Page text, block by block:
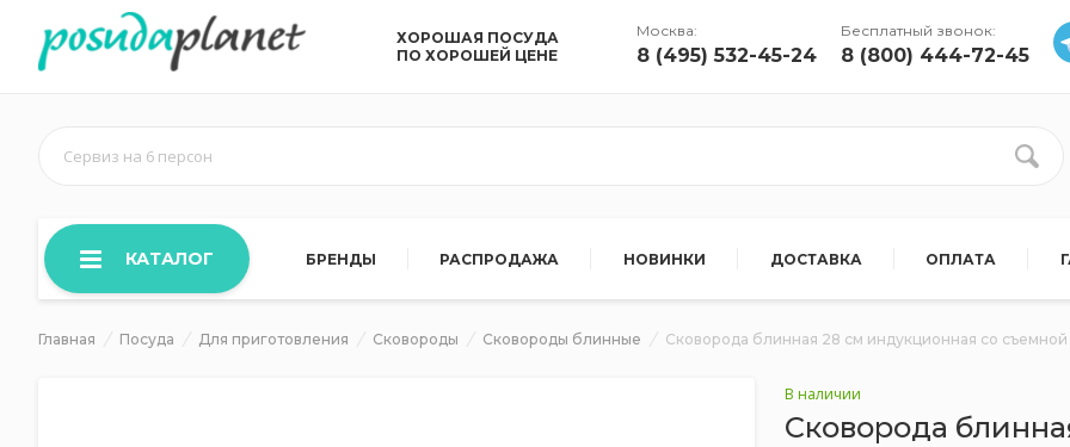
ХОРОШАЯ ПОСУДА
ПО ХОРОШЕЙ ЦЕНЕ
Москва:
8 (495) 532-45-24
Бесплатный звонок:
8 (800) 444-72-45
Сервиз на 6 персон
КАТАЛОГ БРЕНДЫ РАСПРОДАЖА НОВИНКИ ДОСТАВКА ОПЛАТА
Главная Посуда Для приготовления Сковороды Сковороды блинные Сковорода блинная 28 см индукционная со съемной
В наличии
Сковорода